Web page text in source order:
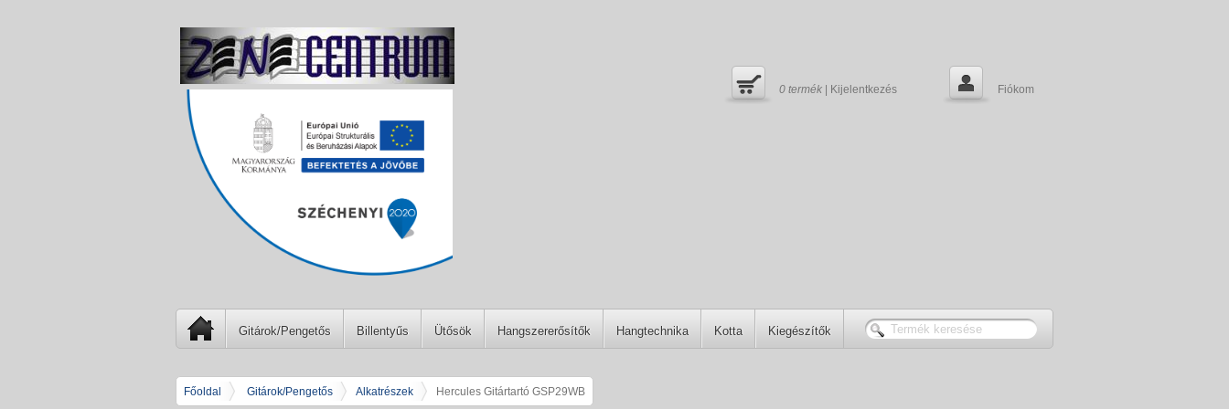
0 termék | Kijelentkezés Fiókom
Gitárok/Pengetős Billentyűs Ütősök Hangszererősítők Hangtechnika Kotta Kiegészítők
Főoldal Gitárok/Pengetős Alkatrészek Hercules Gitártartó GSP29WB